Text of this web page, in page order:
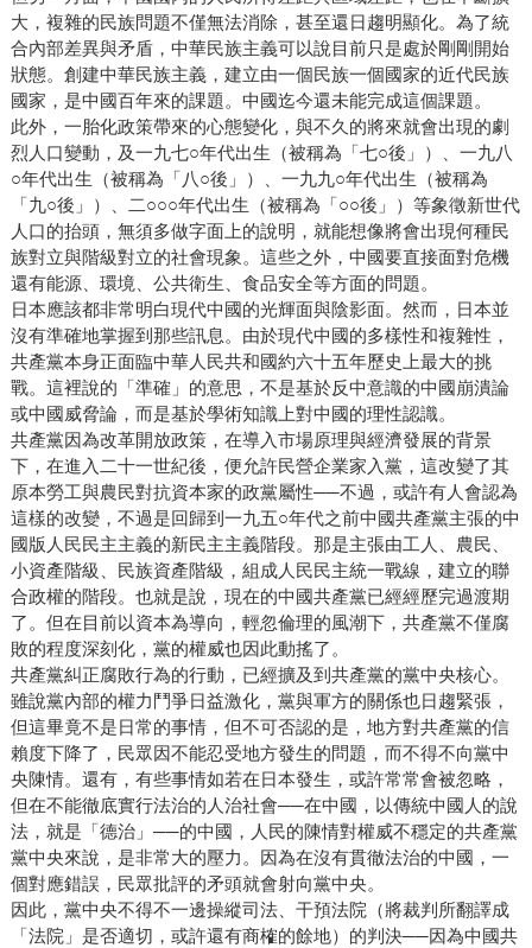
大，複雜的民族問題不僅無法消除，甚至還日趨明顯化。為了統
合內部差異與矛盾，中華民族主義可以說目前只是處於剛剛開始
狀態。創建中華民族主義，建立由一個民族一個國家的近代民族
國家，是中國百年來的課題。中國迄今還未能完成這個課題。
此外，一胎化政策帶來的心態變化，與不久的將來就會出現的劇
烈人口變動，及一九七○年代出生（被稱為「七○後」）、一九八
○年代出生（被稱為「八○後」）、一九九○年代出生（被稱為
「九○後」）、二○○○年代出生（被稱為「○○後」）等象徵新世代
人口的抬頭，無須多做字面上的說明，就能想像將會出現何種民
族對立與階級對立的社會現象。這些之外，中國要直接面對危機
還有能源、環境、公共衛生、食品安全等方面的問題。
日本應該都非常明白現代中國的光輝面與陰影面。然而，日本並
沒有準確地掌握到那些訊息。由於現代中國的多樣性和複雜性，
共產黨本身正面臨中華人民共和國約六十五年歷史上最大的挑
戰。這裡說的「準確」的意思，不是基於反中意識的中國崩潰論
或中國威脅論，而是基於學術知識上對中國的理性認識。
共產黨因為改革開放政策，在導入市場原理與經濟發展的背景
下，在進入二十一世紀後，便允許民營企業家入黨，這改變了其
原本勞工與農民對抗資本家的政黨屬性──不過，或許有人會認為
這樣的改變，不過是回歸到一九五○年代之前中國共產黨主張的中
國版人民民主主義的新民主主義階段。那是主張由工人、農民、
小資產階級、民族資產階級，組成人民民主統一戰線，建立的聯
合政權的階段。也就是說，現在的中國共產黨已經經歷完過渡期
了。但在目前以資本為導向，輕忽倫理的風潮下，共產黨不僅腐
敗的程度深刻化，黨的權威也因此動搖了。
共產黨糾正腐敗行為的行動，已經擴及到共產黨的黨中央核心。
雖說黨內部的權力鬥爭日益激化，黨與軍方的關係也日趨緊張，
但這畢竟不是日常的事情，但不可否認的是，地方對共產黨的信
賴度下降了，民眾因不能忍受地方發生的問題，而不得不向黨中
央陳情。還有，有些事情如若在日本發生，或許常常會被忽略，
但在不能徹底實行法治的人治社會──在中國，以傳統中國人的說
法，就是「德治」──的中國，人民的陳情對權威不穩定的共產黨
黨中央來說，是非常大的壓力。因為在沒有貫徹法治的中國，一
個對應錯誤，民眾批評的矛頭就會射向黨中央。
因此，黨中央不得不一邊操縱司法、干預法院（將裁判所翻譯成
「法院」是否適切，或許還有商榷的餘地）的判決──因為中國共